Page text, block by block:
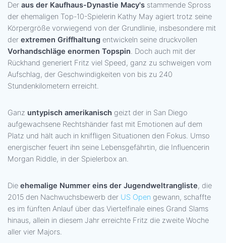
Der aus der Kaufhaus-Dynastie Macy's stammende Spross
der ehemaligen Top-10-Spielerin Kathy May agiert trotz seine
Körpergröße vorwiegend von der Grundlinie, insbesondere mit
der extremen Griffhaltung entwickeln seine druckvollen
Vorhandschläge enormen Topspin. Doch auch mit der
Rückhand generiert Fritz viel Speed, ganz zu schweigen vom
Aufschlag, der Geschwindigkeiten von bis zu 240
Stundenkilometern erreicht.
Ganz untypisch amerikanisch geizt der in San Diego
aufgewachsene Rechtshänder fast mit Emotionen auf dem
Platz und hält auch in kniffligen Situationen den Fokus. Umso
energischer feuert ihn seine Lebensgefährtin, die Influencerin
Morgan Riddle, in der Spielerbox an.
Die ehemalige Nummer eins der Jugendweltrangliste, die
2015 den Nachwuchsbewerb der US Open gewann, schaffte
es im fünften Anlauf über das Viertelfinale eines Grand Slams
hinaus, allein in diesem Jahr erreichte Fritz die zweite Woche
aller vier Majors.